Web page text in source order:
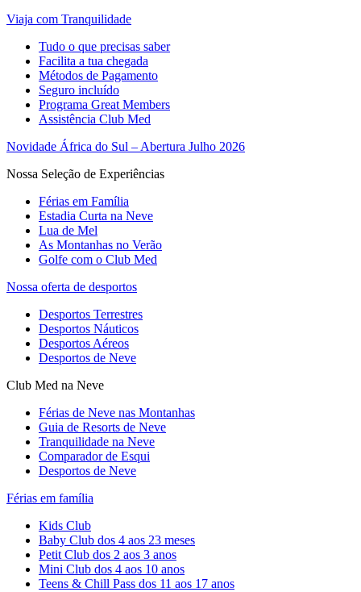
Viaja com Tranquilidade
Tudo o que precisas saber
Facilita a tua chegada
Métodos de Pagamento
Seguro incluído
Programa Great Members
Assistência Club Med
Novidade África do Sul – Abertura Julho 2026
Nossa Seleção de Experiências
Férias em Família
Estadia Curta na Neve
Lua de Mel
As Montanhas no Verão
Golfe com o Club Med
Nossa oferta de desportos
Desportos Terrestres
Desportos Náuticos
Desportos Aéreos
Desportos de Neve
Club Med na Neve
Férias de Neve nas Montanhas
Guia de Resorts de Neve
Tranquilidade na Neve​
Comparador de Esqui
Desportos de Neve
Férias em família
Kids Club
Baby Club dos 4 aos 23 meses
Petit Club dos 2 aos 3 anos
Mini Club dos 4 aos 10 anos
Teens & Chill Pass dos 11 aos 17 anos